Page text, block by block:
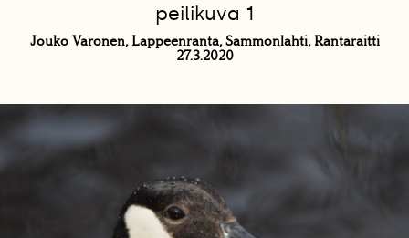
peilikuva 1
Jouko Varonen, Lappeenranta, Sammonlahti, Rantaraitti
27.3.2020